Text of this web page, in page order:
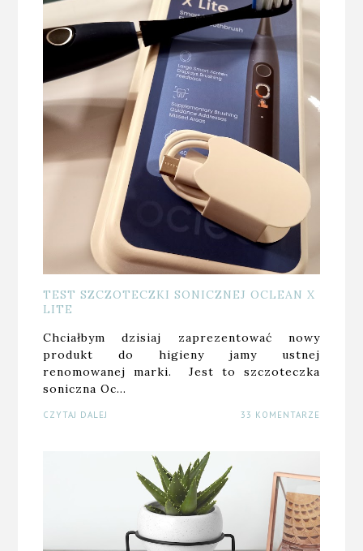
TEST SZCZOTECZKI SONICZNEJ OCLEAN X
LITE
Chciałbym dzisiaj zaprezentować nowy
produkt do higieny jamy ustnej
renomowanej marki. Jest to szczoteczka
soniczna Oc…
CZYTAJ DALEJ 33 KOMENTARZE